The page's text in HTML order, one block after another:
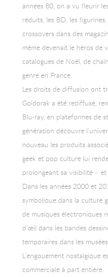
années 80, on a vu fleurir
réduits, les BD, les
crossovers dans des
même devenait le héros de
catalogues de Noël, de
genre en France.
Les droits de diffusion ont
Goldorak a été rediffusé,
Blu-ray, en plateformes de
génération découvre
nouveau les produits
geek et pop culture lui
prolongeant sa visibilité – et
Dans les années 2000 et
symbolique dans la culture
de musiques électroniques
d’œil dans les bandes
temporaires dans les
L’engouement nostalgique
commerciale à part entière.